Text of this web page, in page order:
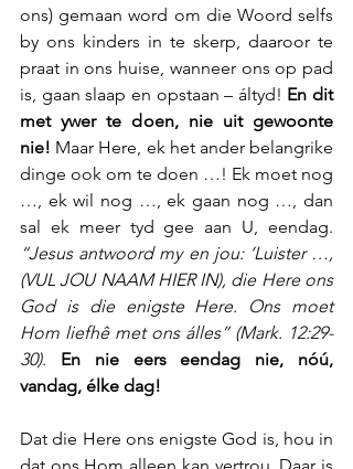
ons) gemaan word om die Woord selfs
by ons kinders in te skerp, daaroor te
praat in ons huise, wanneer ons op pad
is, gaan slaap en opstaan – áltyd! En dit
met ywer te doen, nie uit gewoonte
nie! Maar Here, ek het ander belangrike
dinge ook om te doen …! Ek moet nog
…, ek wil nog …, ek gaan nog …, dan
“Jesus antwoord my en jou: ‘Luister …,
(VUL JOU NAAM HIER IN), die Here ons
God is die enigste Here. Ons moet
Hom liefhê met ons álles” (Mark. 12:29-
30). En nie eers eendag nie, nóú,
vandag, élke dag!
Dat die Here ons enigste God is, hou in